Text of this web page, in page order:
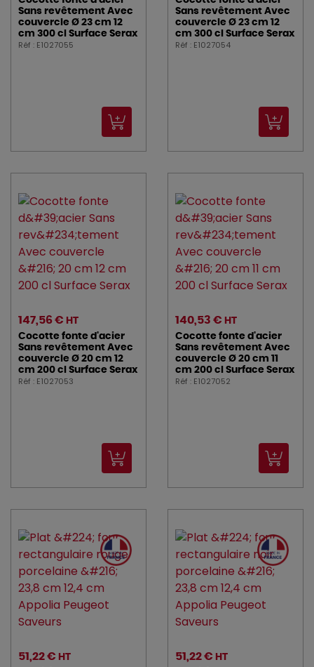
Sans revêtement Avec
couvercle Ø 23 cm 12
cm 300 cl Surface Serax
Réf : E1027055
Sans revêtement Avec
couvercle Ø 23 cm 12
cm 300 cl Surface Serax
Réf : E1027054
147,56 € HT
Cocotte fonte d'acier
Sans revêtement Avec
couvercle Ø 20 cm 12
cm 200 cl Surface Serax
Réf : E1027053
140,53 € HT
Cocotte fonte d'acier
Sans revêtement Avec
couvercle Ø 20 cm 11
cm 200 cl Surface Serax
Réf : E1027052
51,22 € HT
51,22 € HT